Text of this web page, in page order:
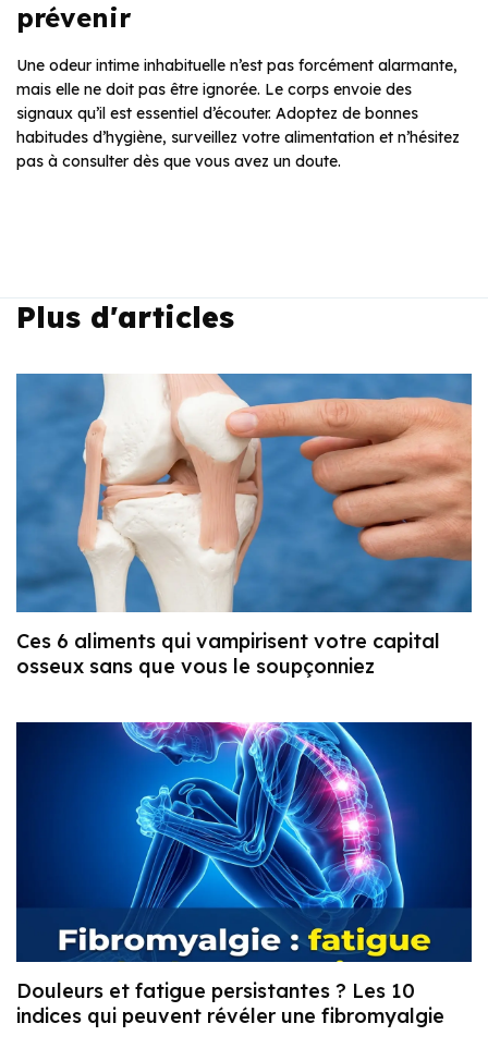
prévenir
Une odeur intime inhabituelle n’est pas forcément alarmante,
mais elle ne doit pas être ignorée. Le corps envoie des
signaux qu’il est essentiel d’écouter. Adoptez de bonnes
habitudes d’hygiène, surveillez votre alimentation et n’hésitez
pas à consulter dès que vous avez un doute.
Plus d'articles
Ces 6 aliments qui vampirisent votre capital
osseux sans que vous le soupçonniez
Douleurs et fatigue persistantes ? Les 10
indices qui peuvent révéler une fibromyalgie